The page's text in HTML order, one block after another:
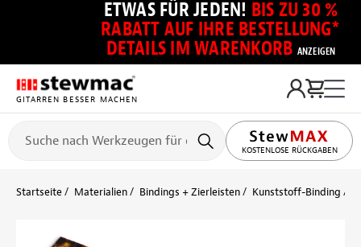
ETWAS FÜR JEDEN! BIS ZU 30 %
RABATT AUF IHRE BESTELLUNG*
DETAILS IM WARENKORB ANZEIGEN
GITARREN BESSER MACHEN
KOSTENLOSE RÜCKGABEN
Startseite Materialien Bindings + Zierleisten Kunststoff-Binding